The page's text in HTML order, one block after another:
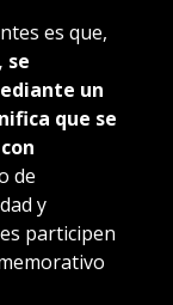
es que,
se
un
que se
de
y
participen